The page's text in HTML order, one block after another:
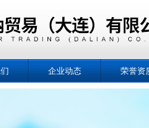
企业动态 荣誉资